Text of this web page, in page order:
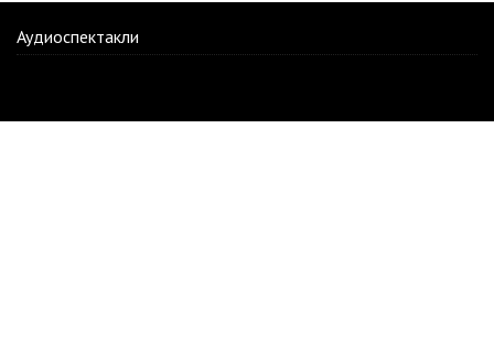
Аудиоспектакли